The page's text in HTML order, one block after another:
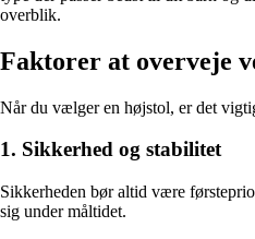
overblik.
Faktorer at overveje
Når du vælger en højstol, er det
1. Sikkerhed og stabilitet
Sikkerheden bør altid være
sig under måltidet.